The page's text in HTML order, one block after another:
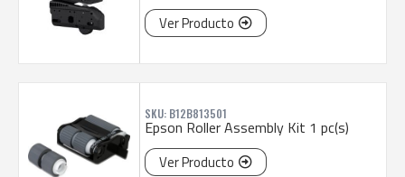
Ver Producto
SKU: B12B813501
Epson Roller Assembly Kit 1 pc(s)
Ver Producto